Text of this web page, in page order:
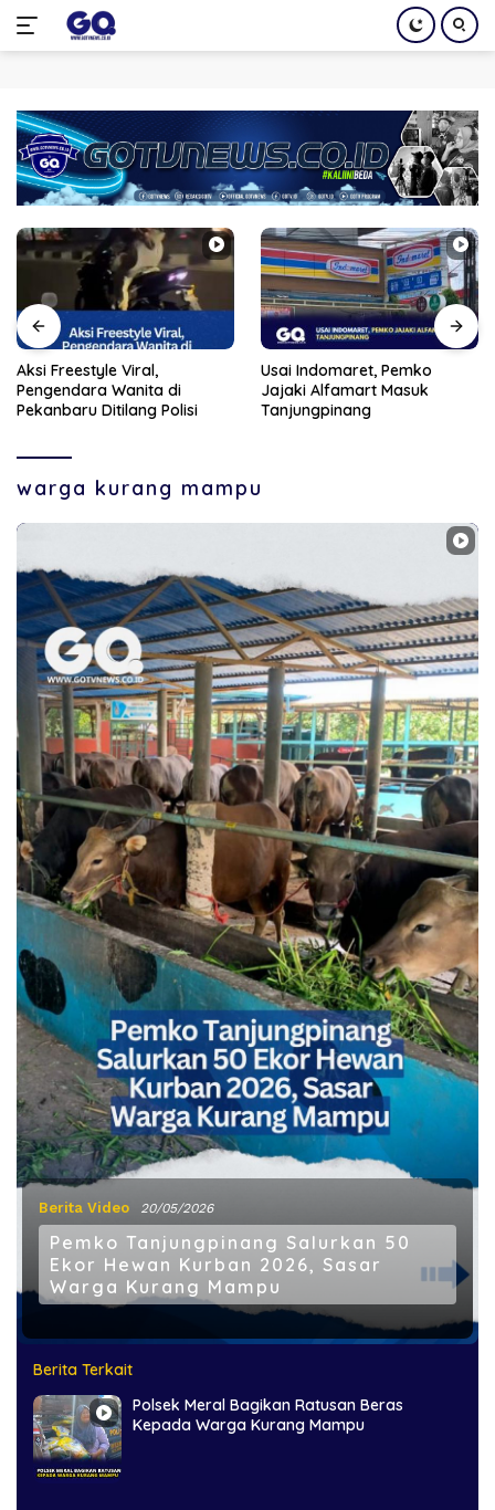
konten
Aksi Freestyle Viral,
Pengendara Wanita di
Pekanbaru Ditilang Polisi
Usai Indomaret, Pemko
Jajaki Alfamart Masuk
Tanjungpinang
warga kurang mampu
Berita Video 20/05/2026
Pemko Tanjungpinang Salurkan 50
Ekor Hewan Kurban 2026, Sasar
Warga Kurang Mampu
Berita Terkait
Polsek Meral Bagikan Ratusan Beras
Kepada Warga Kurang Mampu